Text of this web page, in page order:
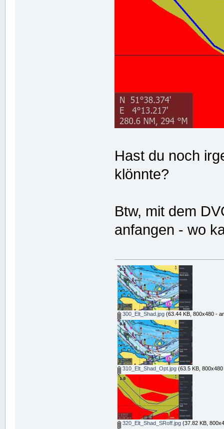
Hast du noch
klönnte?
Btw, mit dem
anfangen - wo
300_Elt_Shad.jpg(63.44 KB, 800x480 -
310_Elt_Shad_Opt.jpg(63.5 KB,
320_Elt_Shad_SRoff.jpg(37.82 KB,